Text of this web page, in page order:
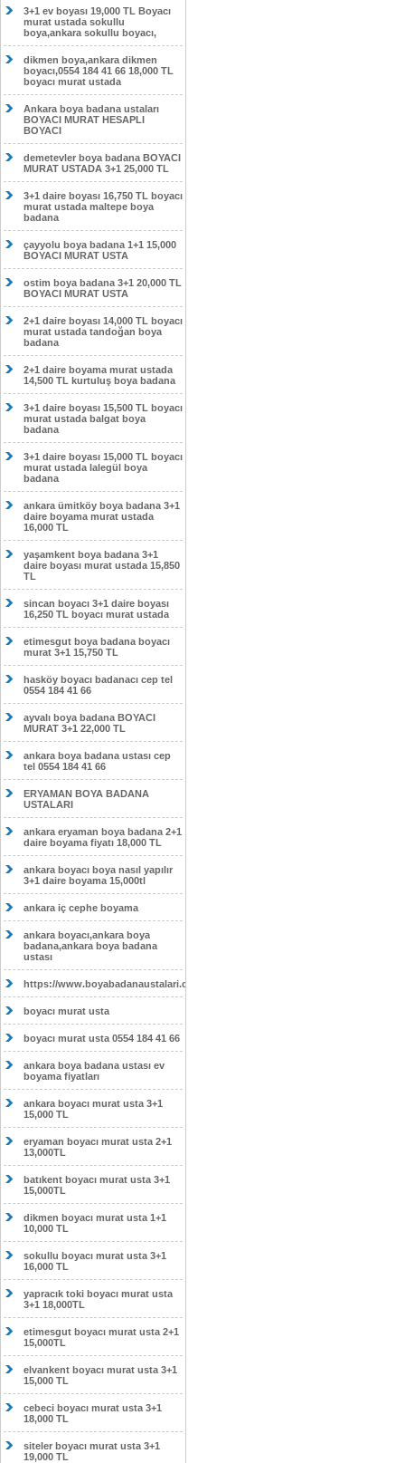
3+1 ev boyası 19,000 TL Boyacı
murat ustada sokullu
boya,ankara sokullu boyacı,
dikmen boya,ankara dikmen
boyacı,0554 184 41 66 18,000 TL
boyacı murat ustada
Ankara boya badana ustaları
BOYACI MURAT HESAPLI
BOYACI
demetevler boya badana BOYACI
MURAT USTADA 3+1 25,000 TL
3+1 daire boyası 16,750 TL boyacı
murat ustada maltepe boya
badana
çayyolu boya badana 1+1 15,000
BOYACI MURAT USTA
ostim boya badana 3+1 20,000 TL
BOYACI MURAT USTA
2+1 daire boyası 14,000 TL boyacı
murat ustada tandoğan boya
badana
2+1 daire boyama murat ustada
14,500 TL kurtuluş boya badana
3+1 daire boyası 15,500 TL boyacı
murat ustada balgat boya
badana
3+1 daire boyası 15,000 TL boyacı
murat ustada lalegül boya
badana
ankara ümitköy boya badana 3+1
daire boyama murat ustada
16,000 TL
yaşamkent boya badana 3+1
daire boyası murat ustada 15,850
TL
sincan boyacı 3+1 daire boyası
16,250 TL boyacı murat ustada
etimesgut boya badana boyacı
murat 3+1 15,750 TL
hasköy boyacı badanacı cep tel
0554 184 41 66
ayvalı boya badana BOYACI
MURAT 3+1 22,000 TL
ankara boya badana ustası cep
tel 0554 184 41 66
ERYAMAN BOYA BADANA
USTALARI
ankara eryaman boya badana 2+1
daire boyama fiyatı 18,000 TL
ankara boyacı boya nasıl yapılır
3+1 daire boyama 15,000tl
ankara iç cephe boyama
ankara boyacı,ankara boya
badana,ankara boya badana
ustası
https://www.boyabadanaustalari.com/
boyacı murat usta
boyacı murat usta 0554 184 41 66
ankara boya badana ustası ev
boyama fiyatları
ankara boyacı murat usta 3+1
15,000 TL
eryaman boyacı murat usta 2+1
13,000TL
batıkent boyacı murat usta 3+1
15,000TL
dikmen boyacı murat usta 1+1
10,000 TL
sokullu boyacı murat usta 3+1
16,000 TL
yapracık toki boyacı murat usta
3+1 18,000TL
etimesgut boyacı murat usta 2+1
15,000TL
elvankent boyacı murat usta 3+1
15,000 TL
cebeci boyacı murat usta 3+1
18,000 TL
siteler boyacı murat usta 3+1
19,000 TL